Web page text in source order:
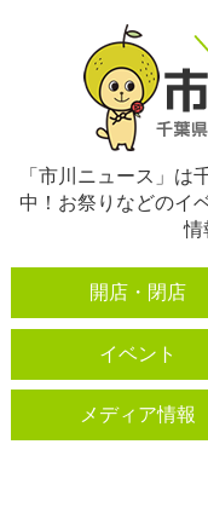
「市川ニュース」は
中！お祭りなどのイ
情
開店・閉店
イベント
メディア情報